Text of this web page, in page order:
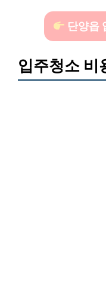
단양읍
입주청소 비